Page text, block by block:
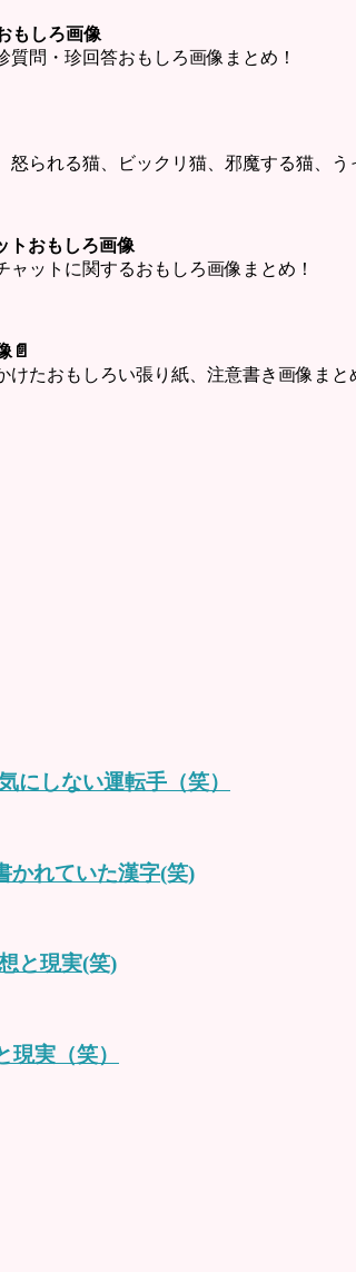
もしろ画像
問・珍回答おもしろ画像まとめ！
られる猫、ビックリ猫、邪魔する猫、
トおもしろ画像
ットに関するおもしろ画像まとめ！
📄
たおもしろい張り紙、注意書き画像まと
にしない運転手（笑）
かれていた漢字(笑)
と現実(笑)
実（笑）